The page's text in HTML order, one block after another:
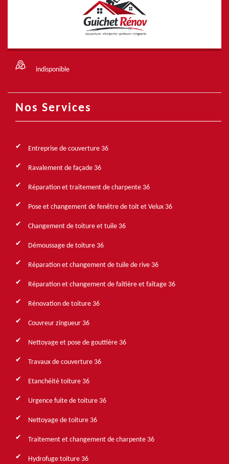
indisponible
Nos Services
Entreprise de couverture 36
Ravalement de façade 36
Réparation et traitement de charpente 36
Pose et changement de fenêtre de toit et Velux 36
Changement de toiture et tuile 36
Démoussage de toiture 36
Réparation et changement de tuile de rive 36
Réparation et changement de faîtière et faîtage 36
Rénovation de toiture 36
Couvreur zingueur 36
Nettoyage et pose de gouttière 36
Travaux de couverture 36
Etanchéité toiture 36
Urgence fuite de toiture 36
Nettoyage de toiture 36
Traitement et changement de charpente 36
Hydrofuge toiture 36